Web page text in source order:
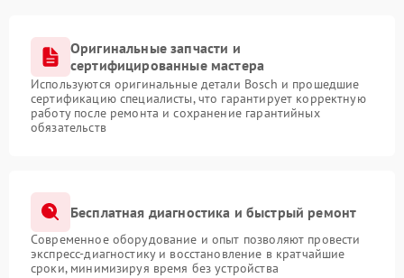
Оригинальные запчасти и
сертифицированные мастера
Используются оригинальные детали Bosch и прошедшие
сертификацию специалисты, что гарантирует корректную
работу после ремонта и сохранение гарантийных
обязательств
Бесплатная диагностика и быстрый ремонт
Современное оборудование и опыт позволяют провести
экспресс-диагностику и восстановление в кратчайшие
сроки, минимизируя время без устройства